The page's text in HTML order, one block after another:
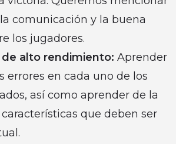
comunicación y la buena
los jugadores.
alto rendimiento: Aprender
errores en cada uno de los
así como aprender de la
que deben ser